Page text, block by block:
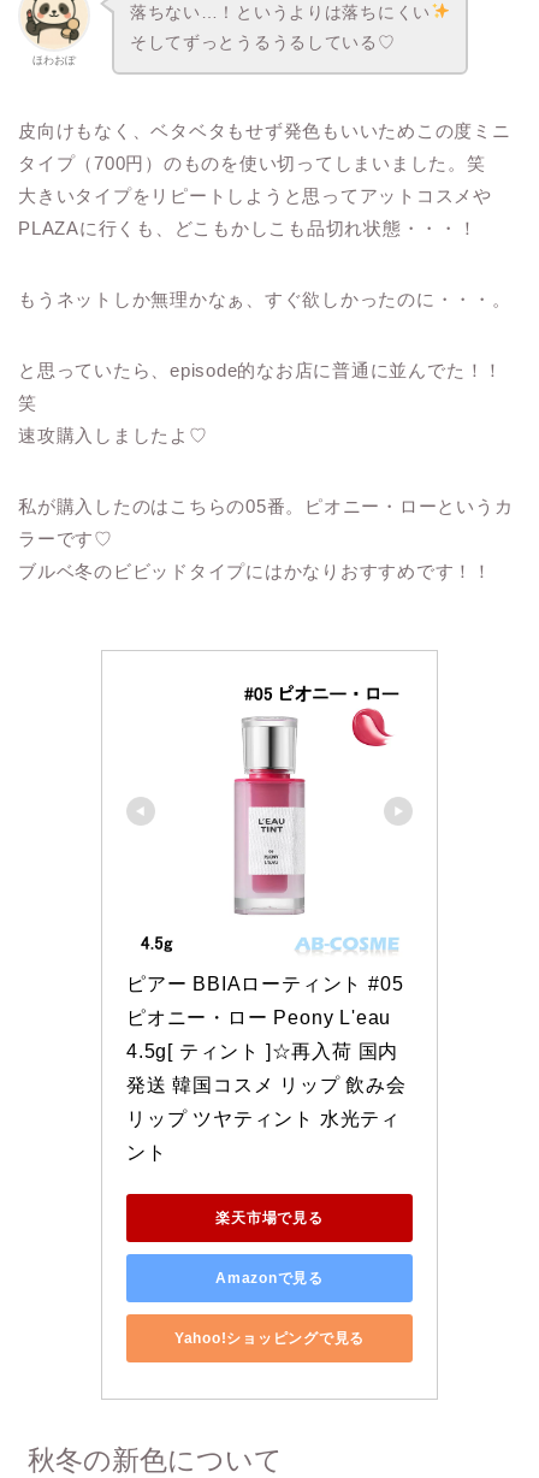
ほわおぽ
落ちない…！というよりは落ちにくい
そしてずっとうるうるしている♡
皮向けもなく、ベタベタもせず発色もいいためこの度ミニ
タイプ（700円）のものを使い切ってしまいました。笑
大きいタイプをリピートしようと思ってアットコスメや
PLAZAに行くも、どこもかしこも品切れ状態・・・！
もうネットしか無理かなぁ、すぐ欲しかったのに・・・。
と思っていたら、episode的なお店に普通に並んでた！！
笑
速攻購入しましたよ♡
私が購入したのはこちらの05番。ピオニー・ローというカ
ラーです♡
ブルベ冬のビビッドタイプにはかなりおすすめです！！
ピアー BBIAローティント #05
ピオニー・ロー Peony L'eau
4.5g[ ティント ]☆再入荷 国内
発送 韓国コスメ リップ 飲み会
リップ ツヤティント 水光ティ
ント
楽天市場で見る
Amazonで見る
Yahoo!ショッピングで見る
秋冬の新色について